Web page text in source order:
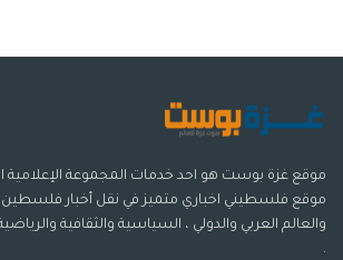
موقع فلسطيني اخباري متميز في نقل أخبار
والعالم العربي والدولي ، السياسية والثقافية
.